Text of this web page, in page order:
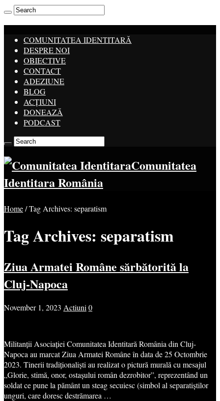
COMUNITATEA IDENTITARĂ
DESPRE NOI
OBIECTIVE
CONTACT
ADEZIUNE
BLOG
ACȚIUNI
DONEAZĂ
PODCAST
Comunitatea
Identitara România
Home/Tag Archives: separatism
Tag Archives: separatism
Ziua Armatei Române sărbătorită la
Cluj-Napoca
November 1, 2023 Actiuni 0
Militanții Asociației Comunitatea Identitară România din Cluj-
Napoca au marcat Ziua Armatei Române în data de 25 Octombrie
2023. Tinerii tradiționaliști au realizat o pictură murală cu mesajul
„Glorie, stimă, onor, ostașului român dezrobitor”, reprezentând un
soldat ce pune la pământ un steag secuiesc (simbol al separatiștilor
unguri, care doresc destrămarea …